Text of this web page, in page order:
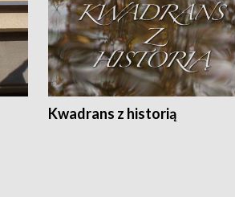
Kwadrans z historią